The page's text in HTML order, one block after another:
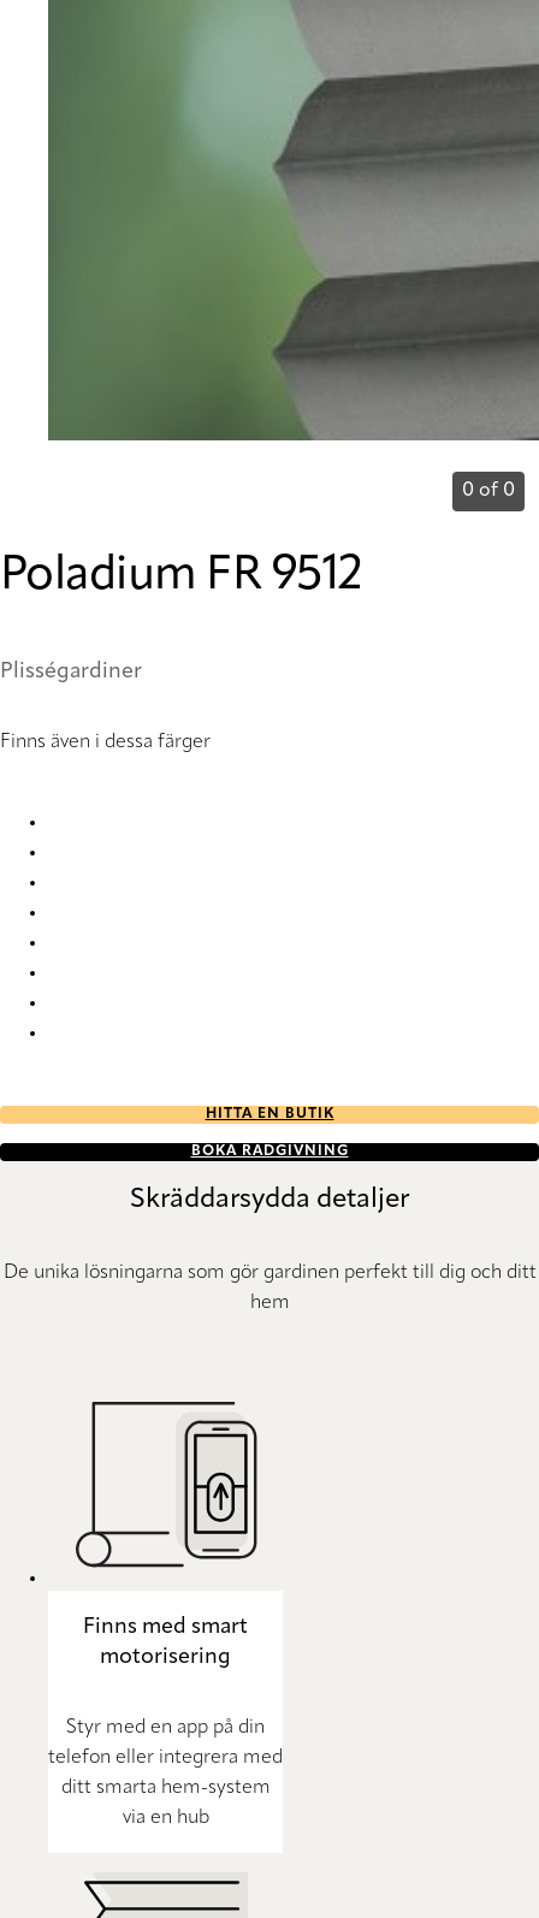
0 of 0
Poladium FR 9512
Plisségardiner
Finns även i dessa färger
HITTA EN BUTIK
BOKA RÅDGIVNING
Skräddarsydda detaljer
De unika lösningarna som gör gardinen perfekt till dig och ditt
hem
Finns med smart
motorisering
Styr med en app på din
telefon eller integrera med
ditt smarta hem-system
via en hub